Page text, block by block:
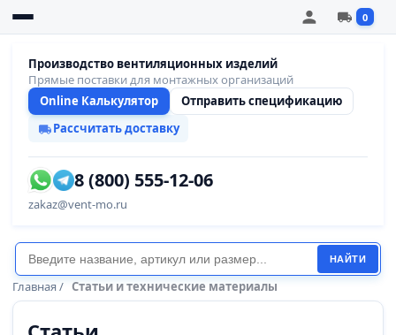
0
Производство вентиляционных изделий
Прямые поставки для монтажных организаций
Online Калькулятор
Отправить спецификацию
Рассчитать доставку
8 (800) 555-12-06
zakaz@vent-mo.ru
НАЙТИ
Главная / Статьи и технические материалы